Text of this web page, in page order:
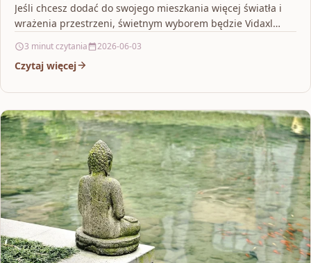
Jeśli chcesz dodać do swojego mieszkania więcej światła i
wrażenia przestrzeni, świetnym wyborem będzie Vidaxl
3 minut czytania 2026-06-03
Czytaj więcej